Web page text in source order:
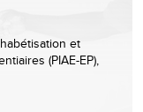
et
(PIAE-EP),